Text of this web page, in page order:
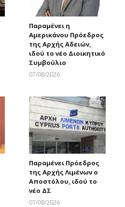
Παραμένει η
Αμερικάνου Πρόεδρος
της Αρχής Αδειών,
ιδού το νέο Διοικητικό
Συμβούλιο
07/08/2026
Παραμένει Πρόεδρος
της Αρχής Λιμένων ο
Αποστόλου, ιδού το
νέο ΔΣ
07/08/2026